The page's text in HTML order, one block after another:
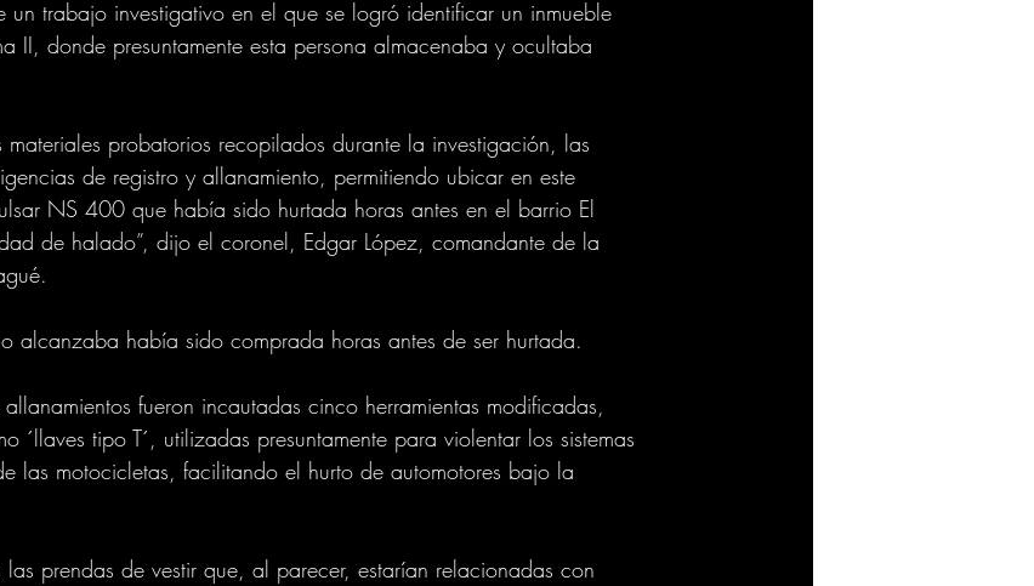
un trabajo investigativo en el que se logró identificar un inmueble
II, donde presuntamente esta persona almacenaba y ocultaba
materiales probatorios recopilados durante la investigación, las
de registro y allanamiento, permitiendo ubicar en este
NS 400 que había sido hurtada horas antes en el barrio El
de halado”, dijo el coronel, Edgar López, comandante de la
alcanzaba había sido comprada horas antes de ser hurtada.
fueron incautadas cinco herramientas modificadas,
´llaves tipo T´, utilizadas presuntamente para violentar los sistemas
las motocicletas, facilitando el hurto de automotores bajo la
las prendas de vestir que, al parecer, estarían relacionadas con